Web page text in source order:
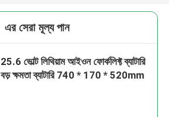
এর সেরা মূল্য পান
25.6 ভোল্ট লিথিয়াম আইওন ফোর্কলিফ্ট ব্যাটারি
বড় ক্ষমতা ব্যাটারি 740 * 170 * 520mm